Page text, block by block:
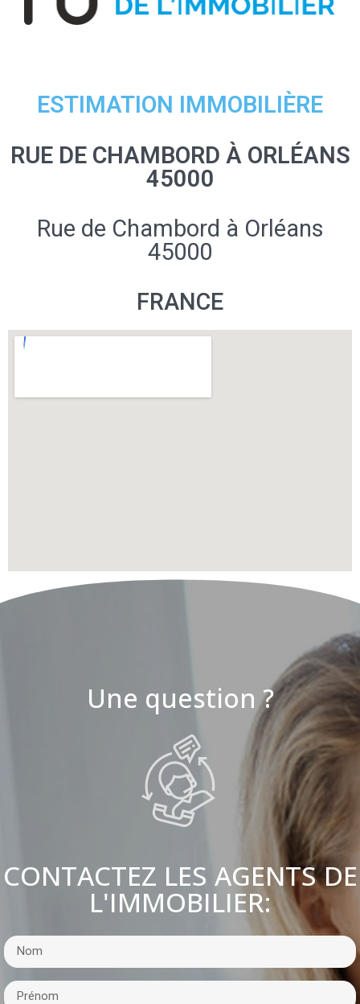
ESTIMATION IMMOBILIÈRE
RUE DE CHAMBORD À ORLÉANS
45000
Rue de Chambord à Orléans
45000
FRANCE
Une question ?
CONTACTEZ LES AGENTS DE
L'IMMOBILIER: